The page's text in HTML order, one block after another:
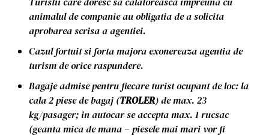
animalul de companie au obligatia de a solicita
aprobarea scrisa a agentiei.
Cazul fortuit si forta majora exonereaza agentia de
turism de orice raspundere.
Bagaje admise pentru fiecare turist ocupant de loc: la
cala 2 piese de bagaj (TROLER) de max. 23
kg/pasager; in autocar se accepta max. 1 rucsac
(geanta mica de mana – piesele mai mari vor fi